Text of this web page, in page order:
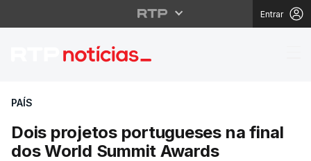
Entrar
Dois projetos
PAÍS
Dois projetos portugueses na final
dos World Summit Awards